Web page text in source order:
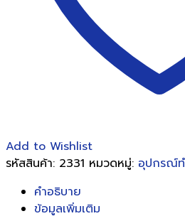
Add to Wishlist
รหัสสินค้า: 2331 หมวดหมู่: อุปกรณ์ท
คำอธิบาย
ข้อมูลเพิ่มเติม